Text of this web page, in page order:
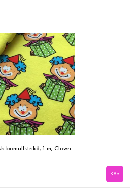
bomullstrikå, 1 m, Clown